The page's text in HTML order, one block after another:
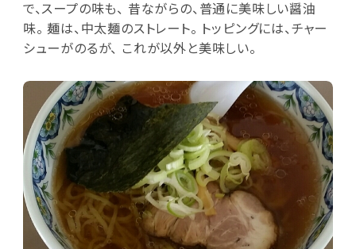
で、スープの味も、 昔ながらの、普通に美味しい醤油
味。 麺は、中太麺のストレート。 トッピングには、チャー
シューがのるが、 これが以外と美味しい。